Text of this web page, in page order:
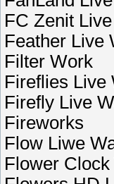
FC Zenit
Feather Live
Filter Work
Fireflies Live
Firefly Live
Fireworks
Flow Liwe
Flower